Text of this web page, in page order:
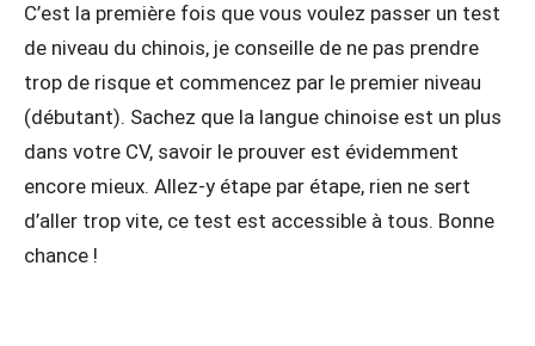
C’est la première fois que vous voulez passer un test
de niveau du chinois, je conseille de ne pas prendre
trop de risque et commencez par le premier niveau
(débutant). Sachez que la langue chinoise est un plus
dans votre CV, savoir le prouver est évidemment
encore mieux. Allez-y étape par étape, rien ne sert
d’aller trop vite, ce test est accessible à tous. Bonne
chance !